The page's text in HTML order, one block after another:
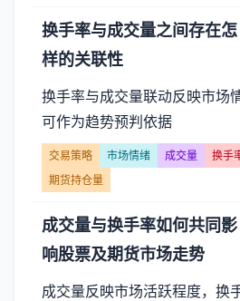
换手率与成交量之间存在怎
样的关联性
换手率与成交量联动反映市场
可作为趋势预判依据
交易策略 市场情绪 成交量
换手
期货持仓量
成交量与换手率如何共同影
响股票及期货市场走势
成交量反映市场活跃程度，换